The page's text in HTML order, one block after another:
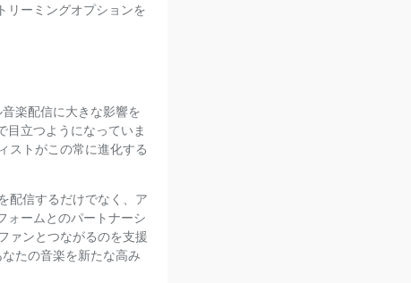
リーミングオプションを
楽配信に大きな影響を
目立つようになっていま
ストがこの常に進化する
配信するだけでなく、ア
ォームとのパートナーシ
ァンとつながるのを支援
たの音楽を新たな高み